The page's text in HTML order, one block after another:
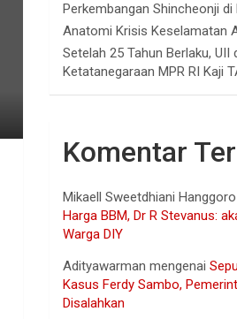
Perkembangan Shincheonji
Anatomi Krisis Keselamatan
Setelah 25 Tahun Berlaku, UII
Ketatanegaraan MPR RI Kaji
Komentar
Mikaell Sweetdhiani Hanggoro
Harga BBM, Dr R Stevanus:
Warga DIY
Adityawarman mengenai
Kasus Ferdy Sambo,
Disalahkan